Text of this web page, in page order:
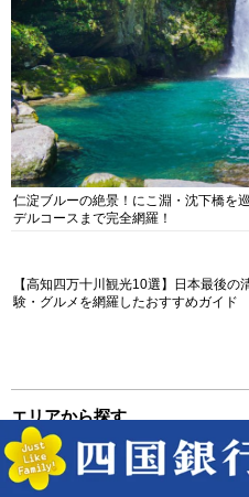
仁淀ブルーの絶景！にこ淵・沈下橋を
デルコースまで完全網羅！
【高知四万十川観光10選】日本最後
験・グルメを網羅したおすすめガイド
エリアから探す
足摺・四万十